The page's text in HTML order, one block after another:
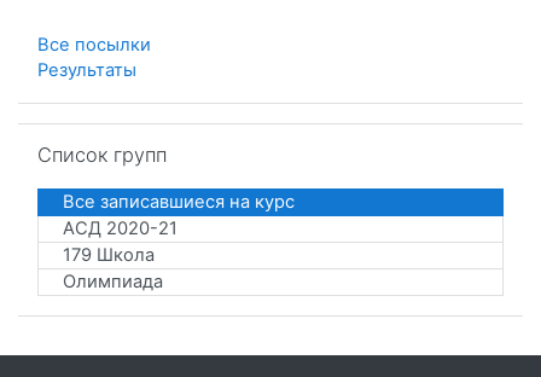
Все посылки
Результаты
Список групп
Все записавшиеся на курс
АСД 2020-21
179 Школа
Олимпиада